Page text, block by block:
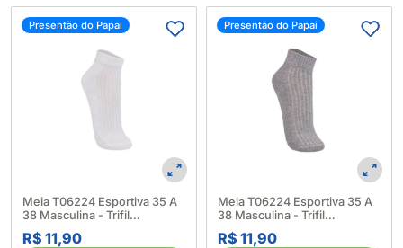
Presentão do Papai
Meia T06224 Esportiva 35 A
38 Masculina - Trifil
6347420001
R$ 11,90
Presentão do Papai
Meia T06224 Esportiva 35 A
38 Masculina - Trifil
6347420002
R$ 11,90